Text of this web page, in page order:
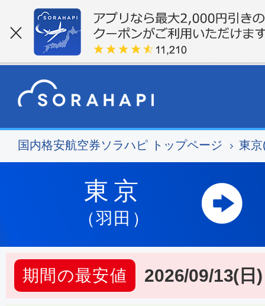
国内格安航空券ソラハピ トップページ 東
東京
（羽田）
期間の最安値 2026/09/13(日)